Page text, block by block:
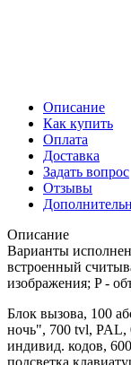
Описание
Как купить
Оплата
Доставка
Задать вопрос
Отзывы
Описание
Варианты
встроенный
изображения; P -
Блок вызова, 100
ночь", 700 tvl,
индивид. кодов,
подсветка